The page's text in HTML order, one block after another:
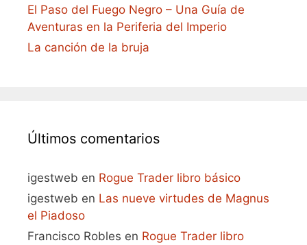
El Paso del Fuego Negro – Una Guía de
Aventuras en la Periferia del Imperio
La canción de la bruja
Últimos comentarios
igestweb en Rogue Trader libro básico
igestweb en Las nueve virtudes de Magnus
el Piadoso
Francisco Robles en Rogue Trader libro